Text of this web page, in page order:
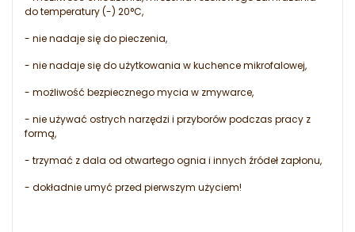
do temperatury (-) 20°C,
- nie nadaje się do pieczenia,
- nie nadaje się do użytkowania w kuchence mikrofalowej,
- możliwość bezpiecznego mycia w zmywarce,
- nie używać ostrych narzędzi i przyborów podczas pracy z
formą,
- trzymać z dala od otwartego ognia i innych źródeł zapłonu,
- dokładnie umyć przed pierwszym użyciem!